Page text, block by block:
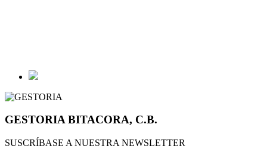
GESTORIA BITACORA, C.B.
SUSCRÍBASE A NUESTRA NEWSLETTER